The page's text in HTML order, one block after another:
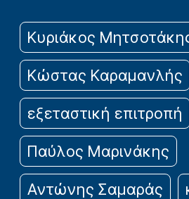
Κυριάκος
Κώστας Καραμανλής
εξεταστική επιτροπή
Παύλος Μαρινάκης
Αντώνης Σαμαράς